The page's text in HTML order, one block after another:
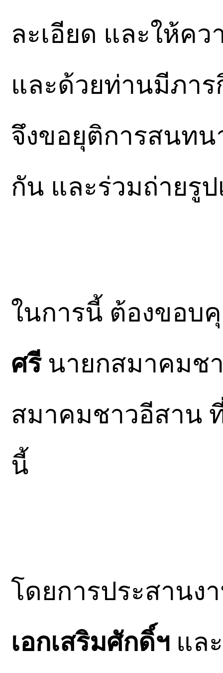
ละเอียด และให้ค
และด้วยท่านมีภาร
จึงขอยุติการสนทน
กัน และร่วมถ่ายรู
ในการนี้ ต้องขอ
ศรีนายกสมาคมช
สมาคมชาวอีสาน
นี้
โดยการประสาน
เอกเสริมศักดิ์ฯแล